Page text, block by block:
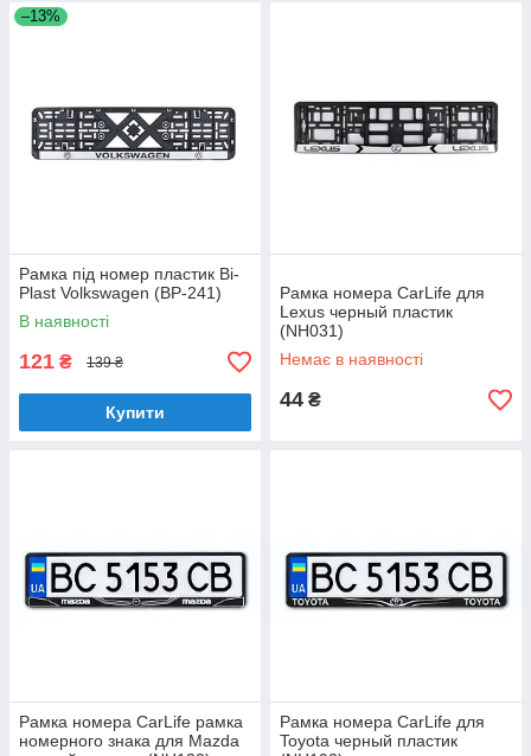
–13%
Рамка під номер пластик Bi-
Plast Volkswagen (BP-241)
В наявності
121 ₴ 139 ₴
Купити
Рамка номера CarLife для
Lexus черный пластик
(NH031)
Немає в наявності
44 ₴
Рамка номера CarLife рамка
номерного знака для Mazda
Рамка номера CarLife для
Toyota черный пластик